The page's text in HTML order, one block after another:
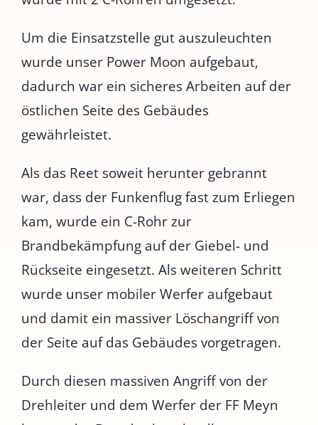
Um die Einsatzstelle gut auszuleuchten
wurde unser Power Moon aufgebaut,
dadurch war ein sicheres Arbeiten auf der
östlichen Seite des Gebäudes
gewährleistet.
Als das Reet soweit herunter gebrannt
war, dass der Funkenflug fast zum Erliegen
kam, wurde ein C-Rohr zur
Brandbekämpfung auf der Giebel- und
Rückseite eingesetzt. Als weiteren Schritt
wurde unser mobiler Werfer aufgebaut
und damit ein massiver Löschangriff von
der Seite auf das Gebäudes vorgetragen.
Durch diesen massiven Angriff von der
Drehleiter und dem Werfer der FF Meyn